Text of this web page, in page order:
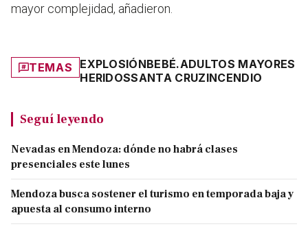
mayor complejidad, añadieron.
TEMAS EXPLOSIÓNBEBÉ.ADULTOS MAYORES
HERIDOSSANTA CRUZINCENDIO
Seguí leyendo
Nevadas en Mendoza: dónde no habrá clases
presenciales este lunes
Mendoza busca sostener el turismo en temporada baja y
apuesta al consumo interno